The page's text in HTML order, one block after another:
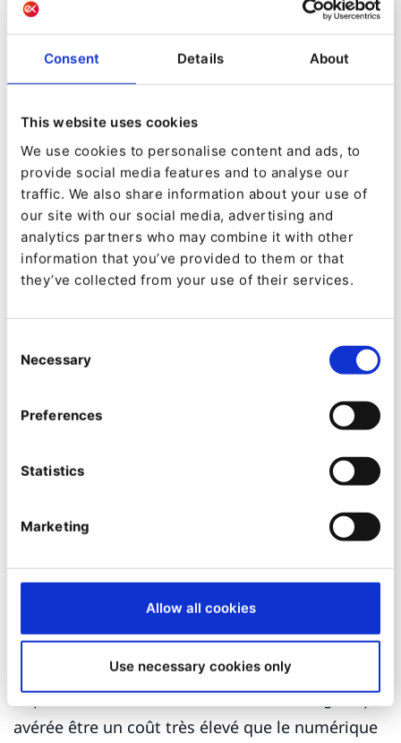
Consent Details About
This website uses cookies
We use cookies to personalise content and ads, to
provide social media features and to analyse our
traffic. We also share information about your use of
our site with our social media, advertising and
analytics partners who may combine it with other
information that you’ve provided to them or that
they’ve collected from your use of their services.
Selection
Necessary
Preferences
Statistics
Marketing
Allow all cookies
Use necessary cookies only
de plus en plus compétitif, se concentrant sur la
gestion des coûts, la simplification des
opérations et l'obtention de véritables résultats.
ventes, la transformation numérique devrait
simplifier l'efficacité des processus et réduire les
coûts. Non seulement cela aura un impact direct
sur le comportement des acheteurs, comme
décrit ci-dessus, mais cela sera également le cas
pour le vendeur.
concerne la relation directe avec l'acheteur, la
relation avec le consommateur final, les
opportunité unique d'avoir un impact
substantiel sur leurs opérations globales de
vente et de marketing et les optimiser tout en
réduisant sérieusement leurs coûts.
L'ancienne façon de s'appuyer entièrement sur
une armée de commerciaux pour le marketing,
l'évangélisation et l'éducation pour avoir un
impact sur le niveau des ventes s'est longtemps
avérée être un coût très élevé que le numérique